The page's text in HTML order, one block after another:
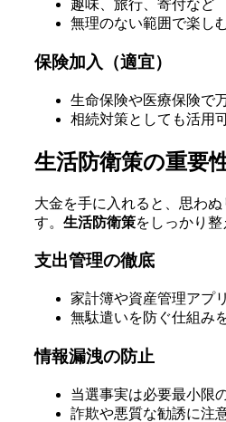
趣味、旅行、寄付など
無理のない範囲で楽し
保険加入（適宜）
生命保険や医療保険で
相続対策としても活用
生活防衛策の重要
大金を手に入れると、思わ
す。 生活防衛策をしっかり整
支出管理の徹底
家計簿や資産管理アプ
無駄遣いを防ぐ仕組み
情報漏洩の防止
当選事実は必要最小限
詐欺や悪質な勧誘に注